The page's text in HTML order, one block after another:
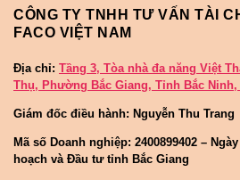
CÔNG TY TNHH TƯ VẤN TÀI
FACO VIỆT NAM
Địa chỉ: Tầng 3, Tòa nhà đa năng Việt
Thụ, Phường Bắc Giang, Tỉnh Bắc Ninh,
Giám đốc điều hành: Nguyễn Thu Trang
Mã số Doanh nghiệp: 2400899402 –
hoạch và Đầu tư tỉnh Bắc Giang